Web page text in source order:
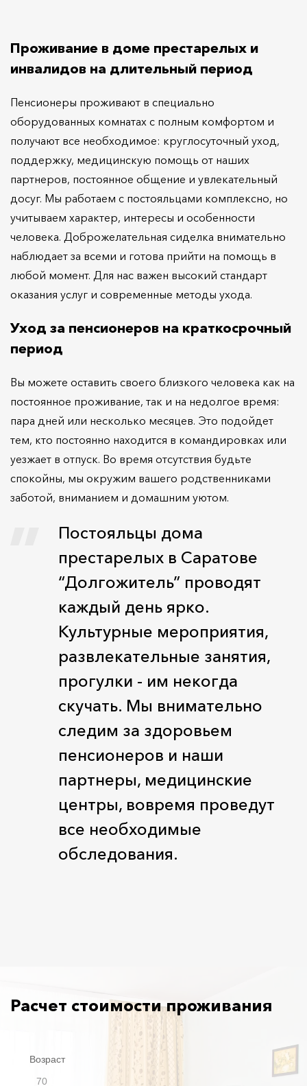
Проживание в доме престарелых и
инвалидов на длительный период
Пенсионеры проживают в специально
оборудованных комнатах с полным комфортом и
получают все необходимое: круглосуточный уход,
поддержку, медицинскую помощь от наших
партнеров, постоянное общение и увлекательный
досуг. Мы работаем с постояльцами комплексно, но
учитываем характер, интересы и особенности
человека. Доброжелательная сиделка внимательно
наблюдает за всеми и готова прийти на помощь в
любой момент. Для нас важен высокий стандарт
оказания услуг и современные методы ухода.
Уход за пенсионеров на краткосрочный
период
Вы можете оставить своего близкого человека как на
постоянное проживание, так и на недолгое время:
пара дней или несколько месяцев. Это подойдет
тем, кто постоянно находится в командировках или
уезжает в отпуск. Во время отсутствия будьте
спокойны, мы окружим вашего родственниками
заботой, вниманием и домашним уютом.
Постояльцы дома
престарелых в Саратове
“Долгожитель” проводят
каждый день ярко.
Культурные мероприятия,
развлекательные занятия,
прогулки - им некогда
скучать. Мы внимательно
следим за здоровьем
пенсионеров и наши
партнеры, медицинские
центры, вовремя проведут
все необходимые
обследования.
Расчет стоимости проживания